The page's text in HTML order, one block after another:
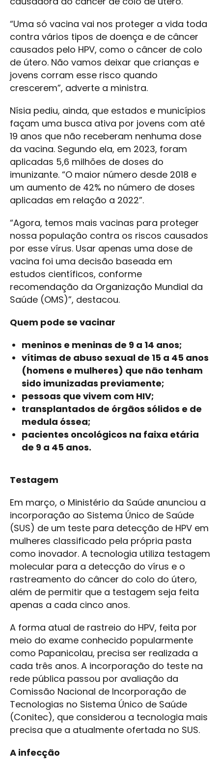
“Uma só vacina vai nos proteger a vida toda
contra vários tipos de doença e de câncer
causados pelo HPV, como o câncer de colo
de útero. Não vamos deixar que crianças e
jovens corram esse risco quando
crescerem”, adverte a ministra.
Nísia pediu, ainda, que estados e municípios
façam uma busca ativa por jovens com até
19 anos que não receberam nenhuma dose
da vacina. Segundo ela, em 2023, foram
aplicadas 5,6 milhões de doses do
imunizante. “O maior número desde 2018 e
um aumento de 42% no número de doses
aplicadas em relação a 2022”.
“Agora, temos mais vacinas para proteger
nossa população contra os riscos causados
por esse vírus. Usar apenas uma dose de
vacina foi uma decisão baseada em
estudos científicos, conforme
recomendação da Organização Mundial da
Saúde (OMS)”, destacou.
Quem pode se vacinar
meninos e meninas de 9 a 14 anos;
vítimas de abuso sexual de 15 a 45 anos
(homens e mulheres) que não tenham
sido imunizadas previamente;
pessoas que vivem com HIV;
transplantados de órgãos sólidos e de
medula óssea;
pacientes oncológicos na faixa etária
de 9 a 45 anos.
Testagem
Em março, o Ministério da Saúde anunciou a
incorporação ao Sistema Único de Saúde
(SUS) de um teste para detecção de HPV em
mulheres classificado pela própria pasta
como inovador. A tecnologia utiliza testagem
molecular para a detecção do vírus e o
rastreamento do câncer do colo do útero,
além de permitir que a testagem seja feita
apenas a cada cinco anos.
A forma atual de rastreio do HPV, feita por
meio do exame conhecido popularmente
como Papanicolau, precisa ser realizada a
cada três anos. A incorporação do teste na
rede pública passou por avaliação da
Comissão Nacional de Incorporação de
Tecnologias no Sistema Único de Saúde
(Conitec), que considerou a tecnologia mais
precisa que a atualmente ofertada no SUS.
A infecção